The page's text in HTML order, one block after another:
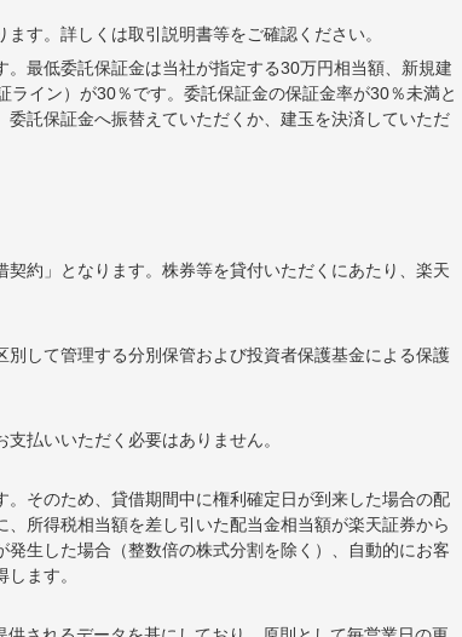
す。詳しくは取引説明書等をご確認ください。
最低委託保証金は当社が指定する30万円相当額、新規建
イン）が30％です。委託保証金の保証金率が30％未満と
託保証金へ振替えていただくか、建玉を決済していただ
約」となります。株券等を貸付いただくにあたり、楽天
して管理する分別保管および投資者保護基金による保護
払いいただく必要はありません。
そのため、貸借期間中に権利確定日が到来した場合の配
所得税相当額を差し引いた配当金相当額が楽天証券から
生した場合（整数倍の株式分割を除く）、自動的にお客
ます。